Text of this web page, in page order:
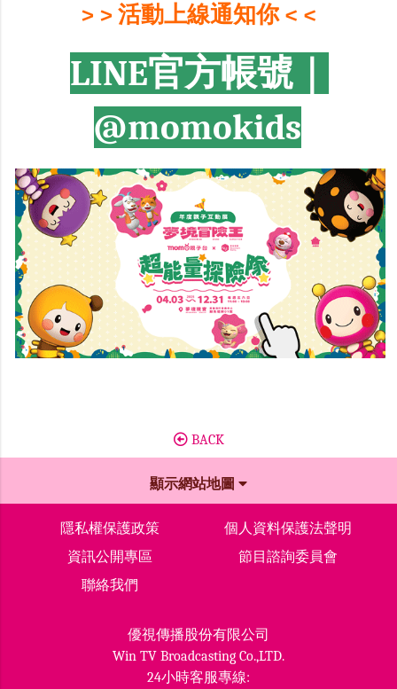
> > 活動上線通知你 < <
LINE官方帳號｜
@momokids
BACK
顯示網站地圖
隱私權保護政策
個人資料保護法聲明
資訊公開專區
節目諮詢委員會
聯絡我們
優視傳播股份有限公司
Win TV Broadcasting Co.,LTD.
24小時客服專線: